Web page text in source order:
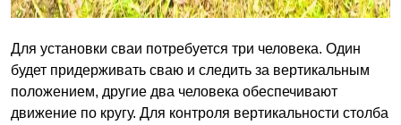
Для установки сваи потребуется три человека. Один
будет придерживать сваю и следить за вертикальным
положением, другие два человека обеспечивают
движение по кругу. Для контроля вертикальности столба